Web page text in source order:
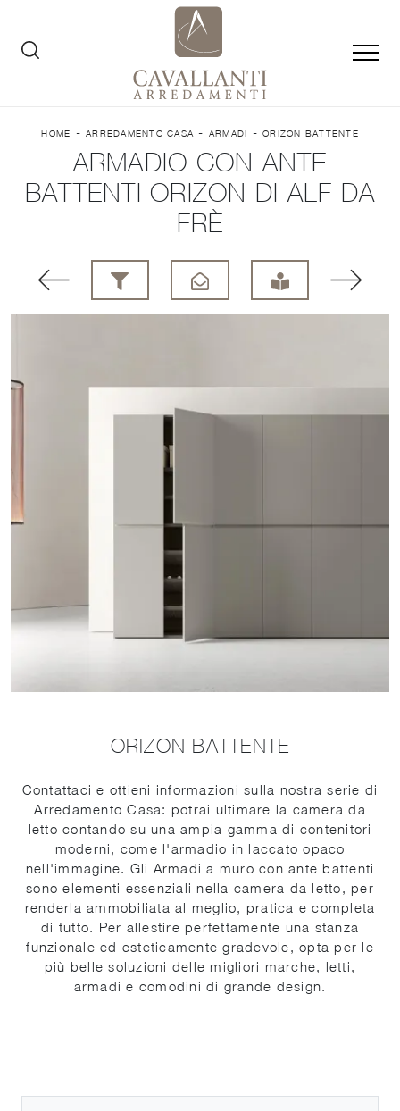
HOME - ARREDAMENTO CASA - ARMADI - ORIZON BATTENTE
ARMADIO CON ANTE
BATTENTI ORIZON DI ALF DA
FRÈ
ORIZON BATTENTE
Contattaci e ottieni informazioni sulla nostra serie di
Arredamento Casa: potrai ultimare la camera da
letto contando su una ampia gamma di contenitori
moderni, come l'armadio in laccato opaco
nell'immagine. Gli Armadi a muro con ante battenti
sono elementi essenziali nella camera da letto, per
renderla ammobiliata al meglio, pratica e completa
di tutto. Per allestire perfettamente una stanza
funzionale ed esteticamente gradevole, opta per le
più belle soluzioni delle migliori marche, letti,
armadi e comodini di grande design.